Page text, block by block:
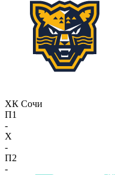
ХК Сочи
П1
-
X
-
П2
-